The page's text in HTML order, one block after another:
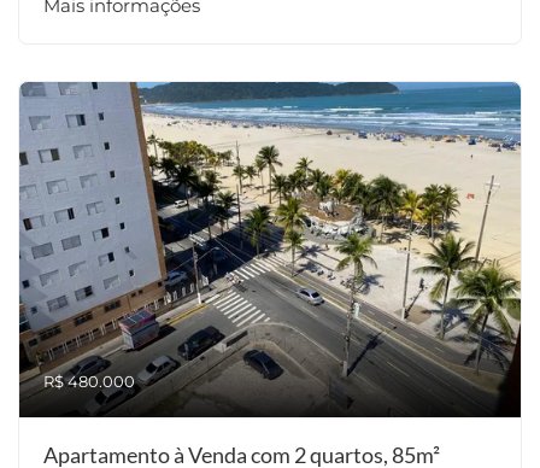
Mais informações
R$ 480.000
Apartamento à Venda com 2 quartos, 85m²